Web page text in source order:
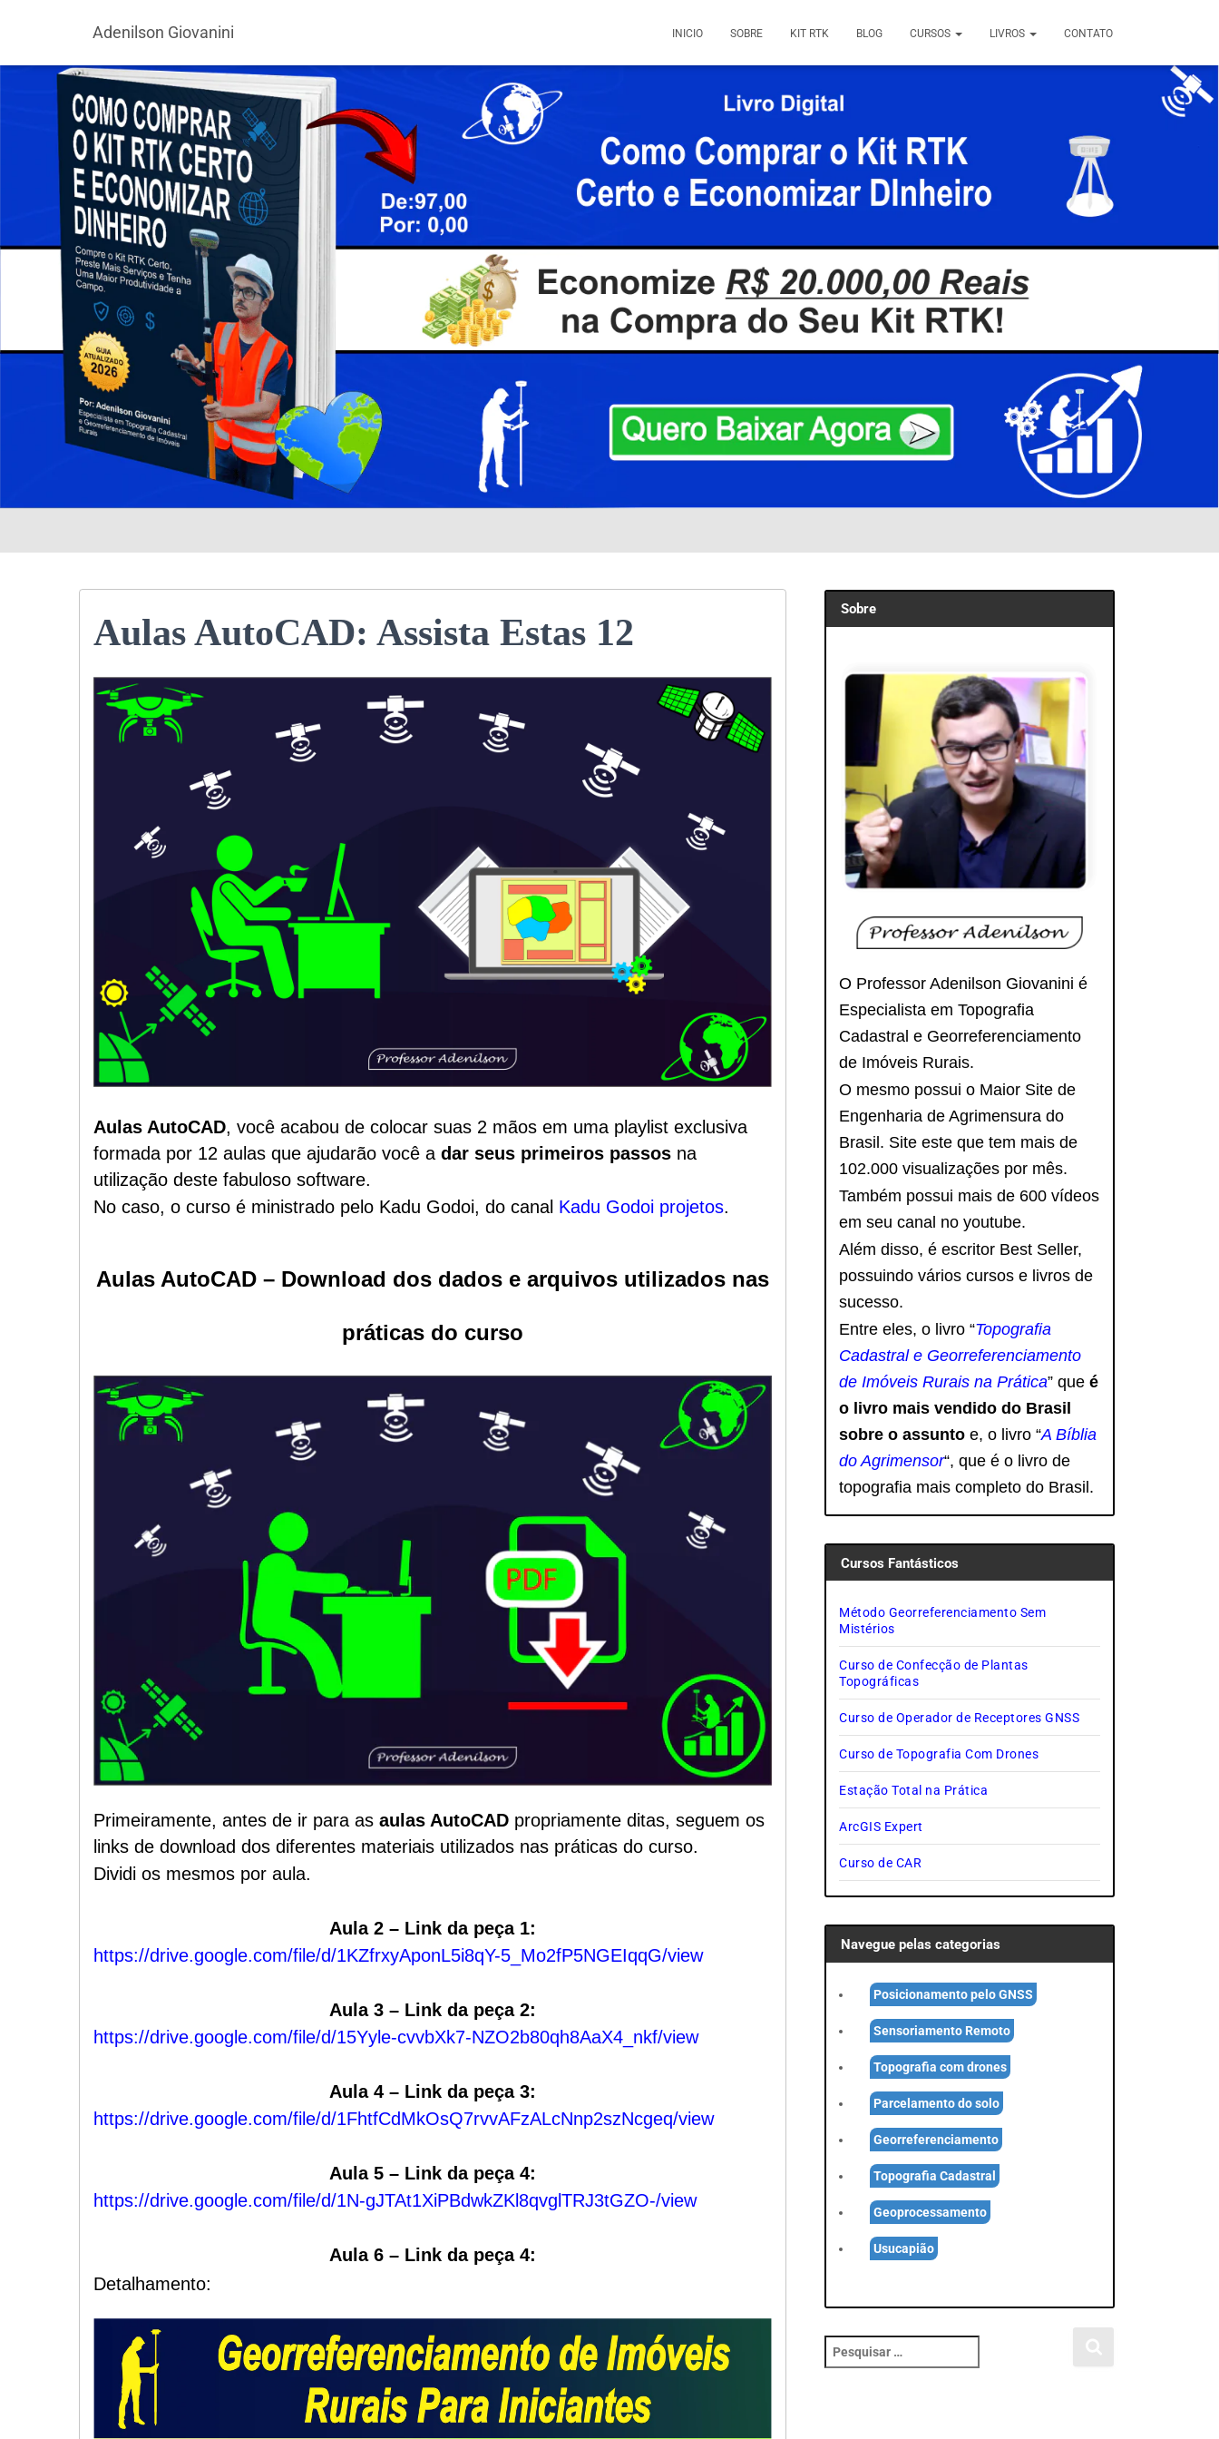
Adenilson Giovanini INICIO SOBRE KIT RTK BLOG CURSOS LIVROS CONTATO
Aulas AutoCAD: Assista Estas 12
Aulas AutoCAD, você acabou de colocar suas 2 mãos em uma playlist exclusiva
formada por 12 aulas que ajudarão você a dar seus primeiros passos na
utilização deste fabuloso software.
No caso, o curso é ministrado pelo Kadu Godoi, do canal Kadu Godoi projetos.
Aulas AutoCAD – Download dos dados e arquivos utilizados nas
práticas do curso
Primeiramente, antes de ir para as aulas AutoCAD propriamente ditas, seguem os
links de download dos diferentes materiais utilizados nas práticas do curso.
Dividi os mesmos por aula.
Aula 2 – Link da peça 1:
https://drive.google.com/file/d/1KZfrxyAponL5i8qY-5_Mo2fP5NGEIqqG/view
Aula 3 – Link da peça 2:
https://drive.google.com/file/d/15Yyle-cvvbXk7-NZO2b80qh8AaX4_nkf/view
Aula 4 – Link da peça 3:
https://drive.google.com/file/d/1FhtfCdMkOsQ7rvvAFzALcNnp2szNcgeq/view
Aula 5 – Link da peça 4:
https://drive.google.com/file/d/1N-gJTAt1XiPBdwkZKl8qvglTRJ3tGZO-/view
Aula 6 – Link da peça 4:
Detalhamento:
Sobre
O Professor Adenilson Giovanini é
Especialista em Topografia
Cadastral e Georreferenciamento
de Imóveis Rurais.
O mesmo possui o Maior Site de
Engenharia de Agrimensura do
Brasil. Site este que tem mais de
102.000 visualizações por mês.
Também possui mais de 600 vídeos
em seu canal no youtube.
Além disso, é escritor Best Seller,
possuindo vários cursos e livros de
sucesso.
Entre eles, o livro “Topografia
Cadastral e Georreferenciamento
de Imóveis Rurais na Prática” queé
o livro mais vendido do Brasil
sobre o assuntoe, o livro “A Bíblia
do Agrimensor“, que é o livro de
topografia mais completo do Brasil.
Cursos Fantásticos
Método Georreferenciamento Sem
Mistérios
Curso de Confecção de Plantas
Topográficas
Curso de Operador de Receptores GNSS
Curso de Topografia Com Drones
Estação Total na Prática
ArcGIS Expert
Curso de CAR
Navegue pelas categorias
Posicionamento pelo GNSS
Sensoriamento Remoto
Topografia com drones
Parcelamento do solo
Georreferenciamento
Topografia Cadastral
Geoprocessamento
Usucapião
e